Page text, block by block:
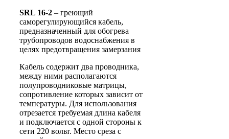
SRL 16-2 – греющий
саморегулирующийся кабель,
предназначенный для обогрева
трубопроводов водоснабжения в
целях предотвращения замерзания
Кабель содержит два проводника,
между ними располагаются
полупроводниковые матрицы,
сопротивление которых зависит от
температуры. Для использования
отрезается требуемая длина кабеля
и подключается с одной стороны к
сети 220 вольт. Место среза с